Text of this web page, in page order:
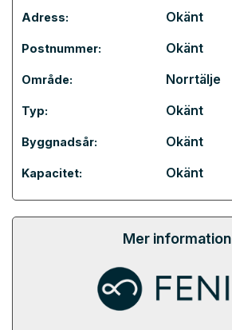
Adress: Okänt
Postnummer: Okänt
Område: Norrtälje
Typ: Okänt
Byggnadsår: Okänt
Kapacitet: Okänt
Mer information